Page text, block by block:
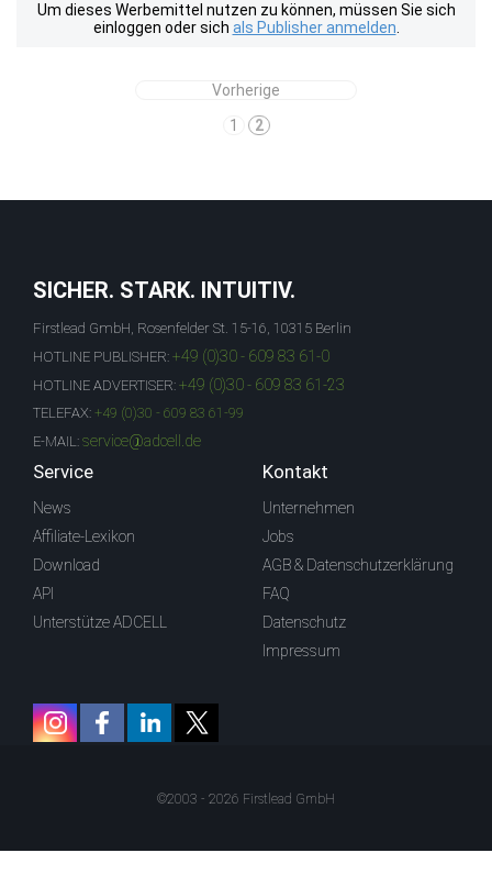
Um dieses Werbemittel nutzen zu können, müssen Sie sich
einloggen oder sich als Publisher anmelden
Vorherige
1
2
SICHER. STARK. INTUITIV.
Firstlead GmbH, Rosenfelder St. 15-16, 10315 Berlin
HOTLINE PUBLISHER: +49 (0)30 - 609 83 61-0
HOTLINE ADVERTISER: +49 (0)30 - 609 83 61-23
TELEFAX: +49 (0)30 - 609 83 61-99
E-MAIL: service@adcell.de
Service
News
Affiliate-Lexikon
Download
API
Unterstütze ADCELL
Kontakt
Unternehmen
Jobs
AGB & Datenschutzerklärung
FAQ
Datenschutz
Impressum
©2003 - 2026 Firstlead GmbH